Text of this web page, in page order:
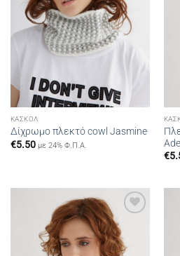
ΚΑΣΚΌΛ
Δίχρωμο πλεκτό cowl Jasmine
€5.50 με 24% Φ.Π.Α.
€
Add to
wishlist